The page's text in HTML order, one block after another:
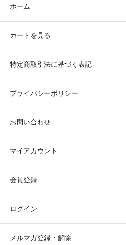
ホーム
カートを見る
特定商取引法に基づく表記
プライバシーポリシー
お問い合わせ
マイアカウント
会員登録
ログイン
メルマガ登録・解除